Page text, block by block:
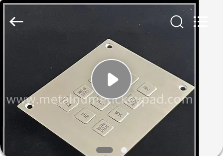
PRODUITS
AU
SUJET
DE
technology